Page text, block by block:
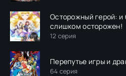
Осторожный герой: и
слишком осторожен!
12 серия
Перепутье игры и
64 серия